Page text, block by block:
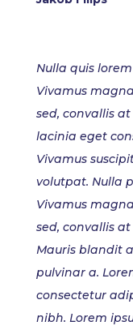
Nulla quis
Vivamus
sed, convallis
lacinia eget
Vivamus
volutpat. Nulla
Vivamus
sed, convallis
Mauris blandit
pulvinar a.
consectetur
nibh. Lorem